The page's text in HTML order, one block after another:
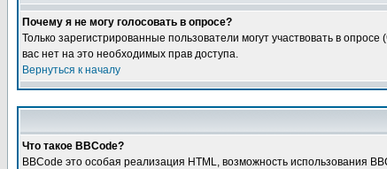
Почему я не могу голосовать в опросе?
Только зарегистрированные пользователи могут участвовать в
вас нет на это необходимых прав доступа.
Вернуться к началу
Что такое BBCode?
BBCode это особая реализация HTML, возможность использования